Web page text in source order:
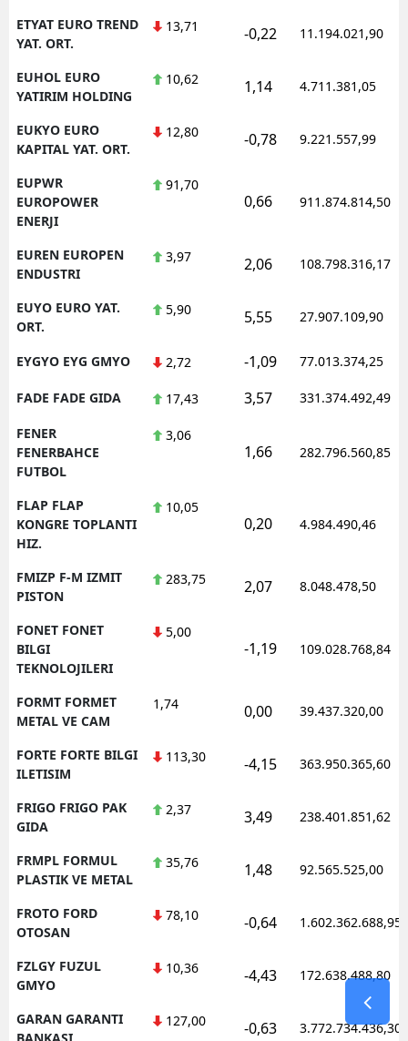
ETYAT EURO TREND
YAT. ORT.
13,71 -0,22 11.194.021,90
EUHOL EURO
YATIRIM HOLDING
10,62 1,14 4.711.381,05
EUKYO EURO
KAPITAL YAT. ORT.
12,80 -0,78 9.221.557,99
EUPWR
EUROPOWER
ENERJI
91,70
0,66 911.874.814,50
EUREN EUROPEN
ENDUSTRI
3,97 2,06 108.798.316,17
EUYO EURO YAT.
ORT.
5,90 5,55 27.907.109,90
EYGYO EYG GMYO 2,72 -1,09 77.013.374,25
FADE FADE GIDA 17,43 3,57 331.374.492,49
FENER
FENERBAHCE
FUTBOL
3,06
1,66 282.796.560,85
FLAP FLAP
KONGRE TOPLANTI
HIZ.
10,05
0,20 4.984.490,46
FMIZP F-M IZMIT
PISTON
283,75 2,07 8.048.478,50
FONET FONET
BILGI
TEKNOLOJILERI
5,00
-1,19 109.028.768,84
FORMT FORMET
METAL VE CAM
1,74 0,00 39.437.320,00
FORTE FORTE BILGI
ILETISIM
113,30 -4,15 363.950.365,60
FRIGO FRIGO PAK
GIDA
2,37 3,49 238.401.851,62
FRMPL FORMUL
PLASTIK VE METAL
35,76 1,48 92.565.525,00
FROTO FORD
OTOSAN
78,10 -0,64 1.602.362.688,95
FZLGY FUZUL
GMYO
10,36 -4,43 172.638.488,80
GARAN GARANTI
BANKASI
127,00 -0,63 3.772.734.436,30